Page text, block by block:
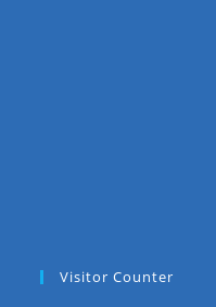
Visitor Counter